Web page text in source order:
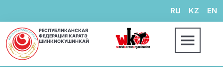
RU KZ EN
РЕСПУБЛИКАНСКАЯ
ФЕДЕРАЦИЯ КАРАТЭ
ШИНКИОКУШИНКАЙ